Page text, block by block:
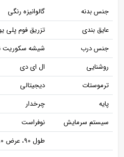
جنس بدنه
گالوانیزه رنگی
عایق بندی
تزریق فوم پلی
جنس درب
شیشه سکوریت
روشنایی
ال ای دی
ترموستات
دیجیتالی
پایه
چرخدار
سیستم سرمایش
نوفراست
طول 90، عرض 90، ارتفاع 200 سانتی متر